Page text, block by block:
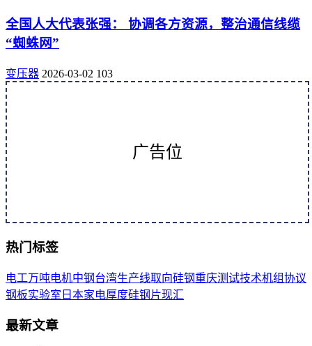
全国人大代表张强： 协调各方资源，整治通信线缆
“蜘蛛网”
变压器 2026-03-02 103
广告位
热门标签
电工万吨电机中钢台湾生产线取向硅钢重庆测试技术机组协议
钢板实验室 日本家电厚度硅钢片现汇
最新文章